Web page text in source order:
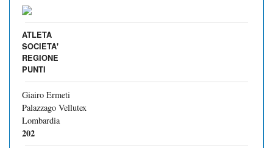
ATLETA
SOCIETA'
REGIONE
PUNTI
Giairo Ermeti
Palazzago Vellutex
Lombardia
202